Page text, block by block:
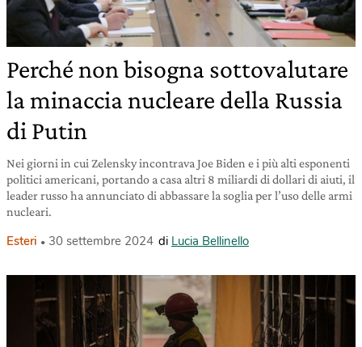
Perché non bisogna sottovalutare
la minaccia nucleare della Russia
di Putin
Nei giorni in cui Zelensky incontrava Joe Biden e i più alti esponenti
politici americani, portando a casa altri 8 miliardi di dollari di aiuti, il
leader russo ha annunciato di abbassare la soglia per l’uso delle armi
nucleari.
Esteri 30 settembre 2024 di Lucia Bellinello